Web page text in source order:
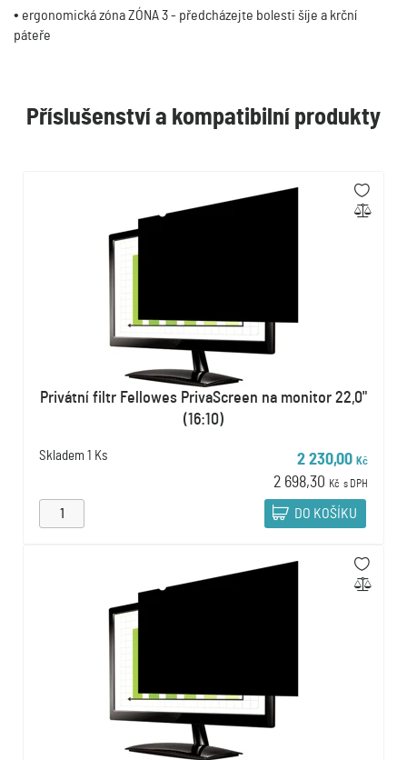
• ergonomická zóna ZÓNA 3 - předcházejte bolesti šíje a krční
páteře
Příslušenství a kompatibilní produkty
Privátní filtr Fellowes PrivaScreen na monitor 22,0"
(16:10)
Skladem 1 Ks 2 230,00 Kč
2 698,30 Kč s DPH
DO KOŠÍKU